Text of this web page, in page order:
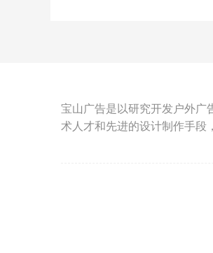
宝山广告是以研究开发户外广
术人才和先进的设计制作手段